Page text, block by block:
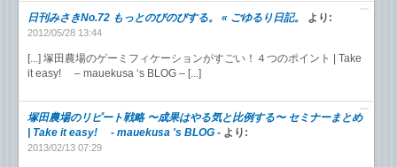
日刊みさきNo.72 もっとのびのびする。 « ごゆるり日記。 より:
2012/05/28 13:44
[...] 塚田農場のゲーミフィケーションがすごい！４つのポイント | Take
it easy! – mauekusa ‘s BLOG – [...]
塚田農場のリピート戦略 〜成果はやる気と比例する〜 セミナーまとめ
| Take it easy! - mauekusa 's BLOG - より:
2013/02/13 07:29